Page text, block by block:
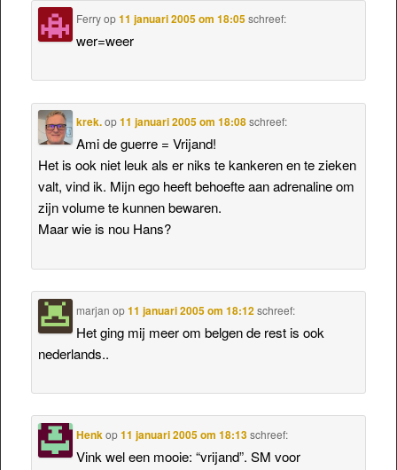
Ferryop11 januari 2005 om 18:05 schreef:
wer=weer
krek.op11 januari 2005 om 18:08 schreef:
Ami de guerre = Vrijand!
Het is ook niet leuk als er niks te kankeren en te zieken
valt, vind ik. Mijn ego heeft behoefte aan adrenaline om
zijn volume te kunnen bewaren.
Maar wie is nou Hans?
marjan op11 januari 2005 om 18:12 schreef:
Het ging mij meer om belgen de rest is ook
nederlands..
Henkop11 januari 2005 om 18:13 schreef:
Vink wel een mooie: “vrijand”. SM voor